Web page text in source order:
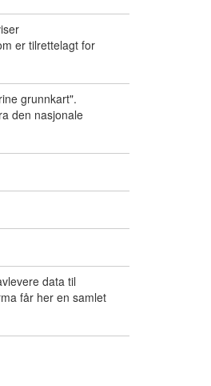
er tilrettelagt for
grunnkart".
den nasjonale
data til
får her en samlet